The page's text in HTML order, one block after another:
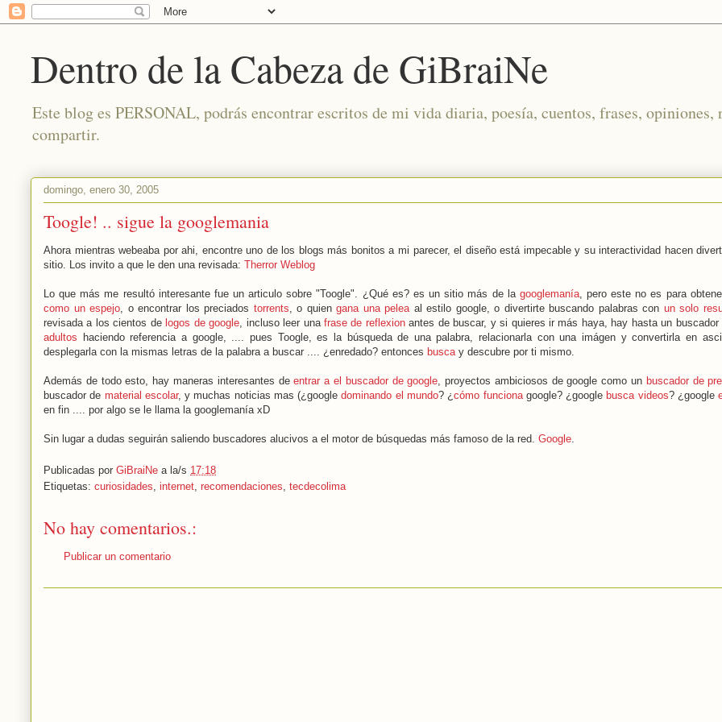
Dentro de la Cabeza de GiBraiNe
Este blog es PERSONAL, podrás encontrar escritos de mi vida diaria, poesía, cuentos, frases, opiniones,
compartir.
domingo, enero 30, 2005
Toogle! .. sigue la googlemania
Ahora mientras webeaba por ahi, encontre uno de los blogs más bonitos a mi parecer, el diseño está impecable y su interactividad hacen
sitio. Los invito a que le den una revisada: Therror Weblog
Lo que más me resultó interesante fue un articulo sobre "Toogle". ¿Qué es? es un sitio más de la googlemanía, pero este no es para
como un espejo, o encontrar los preciados torrents, o quiengana una peleaal estilo google, o divertirte buscando palabras con un solo
revisada a los cientos de logos de google, incluso leer una frase de reflexionantes de buscar, y si quieres ir más haya, hay hasta un
adultos haciendo referencia a google, .... pues Toogle, es la búsqueda de una palabra, relacionarla con una imágen y convertirla en
desplegarla con la mismas letras de la palabra a buscar .... ¿enredado? entonces buscay descubre por ti mismo.
Además de todo esto, hay maneras interesantes deentrar a el buscador de google, proyectos ambiciosos de google como un buscador de
buscador de material escolar, y muchas noticias mas (¿googledominando el mundo? ¿cómo funcionagoogle? ¿google busca videos? ¿google
en fin .... por algo se le llama la googlemanía xD
Sin lugar a dudas seguirán saliendo buscadores alucivos a el motor de búsquedas más famoso de la red. Google.
Publicadas por GiBraiNe a la/s 17:18
Etiquetas: curiosidades internet recomendaciones tecdecolima
No hay comentarios.:
Publicar un comentario